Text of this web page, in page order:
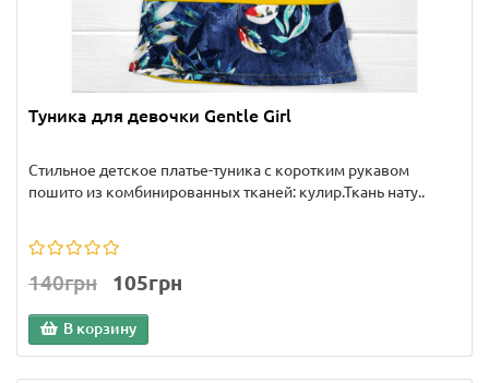
Туника для девочки Gentle Girl
Стильное детское платье-туника с коротким рукавом
пошито из комбинированных тканей: кулир.Ткань нату..
140грн 105грн
В корзину